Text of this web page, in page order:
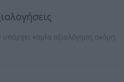
υπάρχει καμία αξιολόγηση ακόμη.